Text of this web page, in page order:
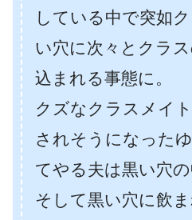
している中で突如
い穴に次々とクラ
込まれる事態に。
クズなクラスメイ
されそうになった
てやる夫は黒い穴の
そして黒い穴に飲